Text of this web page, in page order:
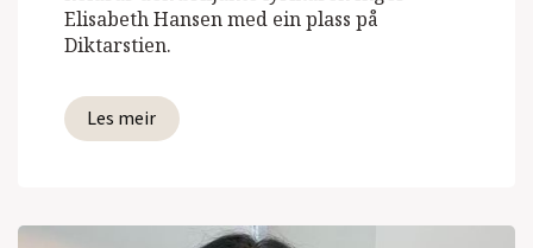
Elisabeth Hansen med ein plass på
Diktarstien.
Les meir